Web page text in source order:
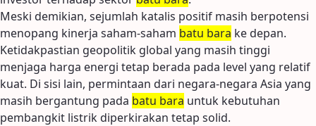
Meski demikian, sejumlah katalis positif masih berpotensi
menopang kinerja saham-saham batu bara ke depan.
Ketidakpastian geopolitik global yang masih tinggi
menjaga harga energi tetap berada pada level yang relatif
kuat. Di sisi lain, permintaan dari negara-negara Asia yang
masih bergantung pada batu bara untuk kebutuhan
pembangkit listrik diperkirakan tetap solid.